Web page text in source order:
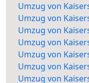
Umzug von
Umzug von
Umzug von
Umzug von
Umzug von
Umzug von
Umzug von